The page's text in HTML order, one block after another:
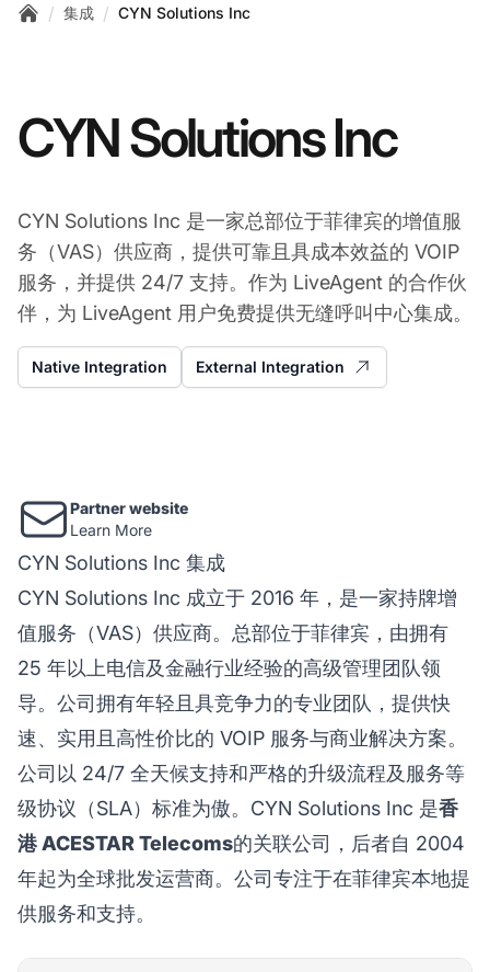
/ 集成 / CYN Solutions Inc
CYN Solutions Inc
CYN Solutions Inc 是一家总部位于菲律宾的增值服
务（VAS）供应商，提供可靠且具成本效益的 VOIP
服务，并提供 24/7 支持。作为 LiveAgent 的合作伙
伴，为 LiveAgent 用户免费提供无缝呼叫中心集成。
Native Integration External Integration
Partner website
Learn More
CYN Solutions Inc 集成
CYN Solutions Inc 成立于 2016 年，是一家持牌增
值服务（VAS）供应商。总部位于菲律宾，由拥有
25 年以上电信及金融行业经验的高级管理团队领
导。公司拥有年轻且具竞争力的专业团队，提供快
速、实用且高性价比的 VOIP 服务与商业解决方案。
公司以 24/7 全天候支持和严格的升级流程及服务等
级协议（SLA）标准为傲。CYN Solutions Inc 是香
港 ACESTAR Telecoms的关联公司，后者自 2004
年起为全球批发运营商。公司专注于在菲律宾本地提
供服务和支持。